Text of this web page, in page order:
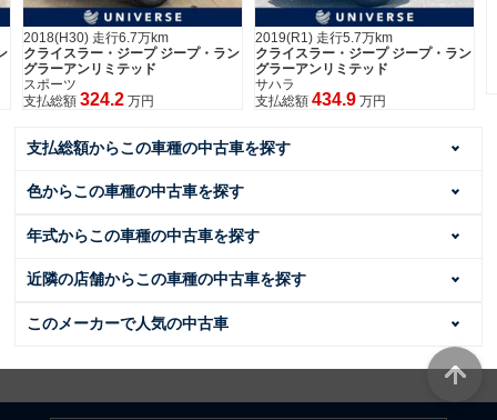
2019(R1) 走行5.7万km
クライスラー・ジープ ジープ・ラン
グラーアンリミテッド
サハラ
支払総額 434.9 万円
支払総額からこの車種の中古車を探す
色からこの車種の中古車を探す
年式からこの車種の中古車を探す
近隣の店舗からこの車種の中古車を探す
このメーカーで人気の中古車